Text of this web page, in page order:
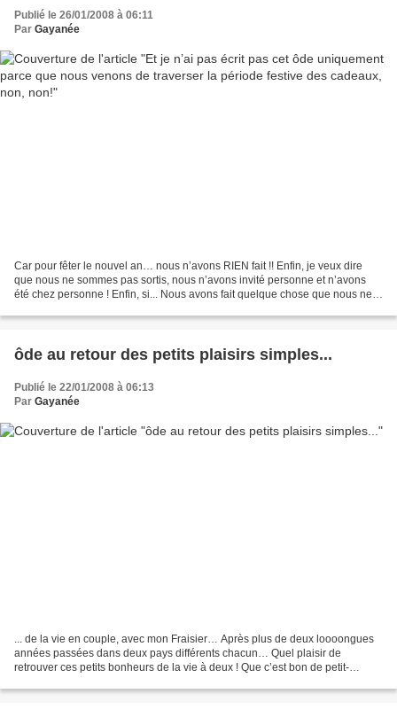
Publié le 26/01/2008 à 06:11
Par Gayanée
Car pour fêter le nouvel an… nous n’avons RIEN fait !! Enfin, je veux dire
que nous ne sommes pas sortis, nous n’avons invité personne et n’avons
été chez personne ! Enfin, si... Nous avons fait quelque chose que nous ne
ôde au retour des petits plaisirs simples...
Publié le 22/01/2008 à 06:13
Par Gayanée
... de la vie en couple, avec mon Fraisier… Après plus de deux loooongues
années passées dans deux pays différents chacun… Quel plaisir de
retrouver ces petits bonheurs de la vie à deux ! Que c’est bon de petit-